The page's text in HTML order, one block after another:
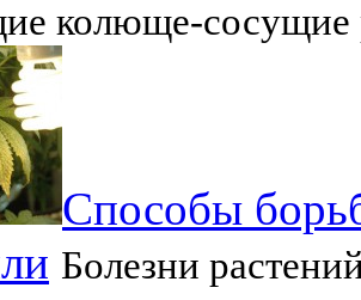
колюще-
Способы
Болезни